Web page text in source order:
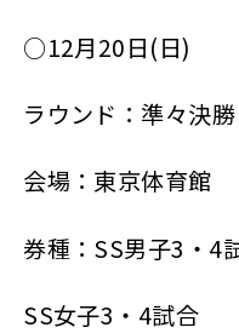
○12月20日(日)
ラウンド：準々決勝
会場：東京体育館
券種：SS男子3・4
SS女子3・4試合